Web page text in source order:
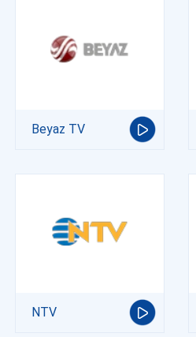
Beyaz TV
NTV